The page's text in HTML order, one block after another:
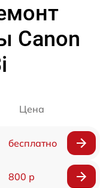
Canon
Цена
бесплатно
800 р